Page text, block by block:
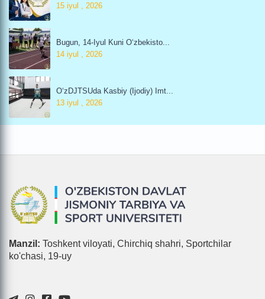
15 iyul , 2026
Bugun, 14-Iyul Kuni O‘zbekisto...
14 iyul , 2026
O‘zDJTSUda Kasbiy (ijodiy) Imt...
13 iyul , 2026
Manzil: Toshkent viloyati, Chirchiq shahri, Sportchilar
ko'chasi, 19-uy